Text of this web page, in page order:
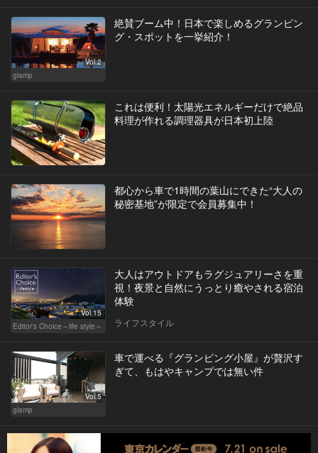
Vol.2
glamp
絶賛ブーム中！日本で楽しめるグランピン
グ・スポットを一挙紹介！
これは便利！太陽光エネルギーだけで絶品
料理が作れる調理器具が日本初上陸
都心から車で1時間の葉山にできた“大人の
秘密基地”が限定で会員募集中！
Vol.15
Editor's Choice～life style～
大人はアウトドアもラグジュアリーさを重
視！夜景と自然にうっとり癒やされる宿泊
体験
ライフスタイル
Vol.5
glamp
車で運べる『グランピング小屋』が贅沢す
ぎて、もはやキャンプでは無い件